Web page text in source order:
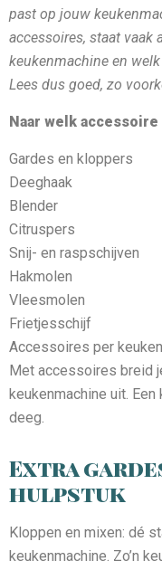
past op jouw
accessoires, staat vaak
keukenmachine en
Lees dus goed, zo
Naar welk
Gardes en kloppers
Deeghaak
Blender
Citruspers
Snij- en raspschijven
Hakmolen
Vleesmolen
Frietjesschijf
Accessoires per
Met accessoires breid
keukenmachine uit.
deeg.
Extra
hulpstuk
Kloppen en mixen: dé
keukenmachine. Zo’n